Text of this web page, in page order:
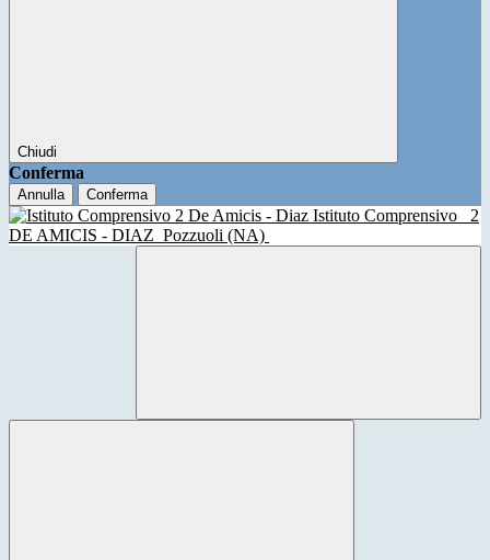
Chiudi
Conferma
Annulla Conferma
Istituto Comprensivo
2
DE AMICIS - DIAZ Pozzuoli (NA)